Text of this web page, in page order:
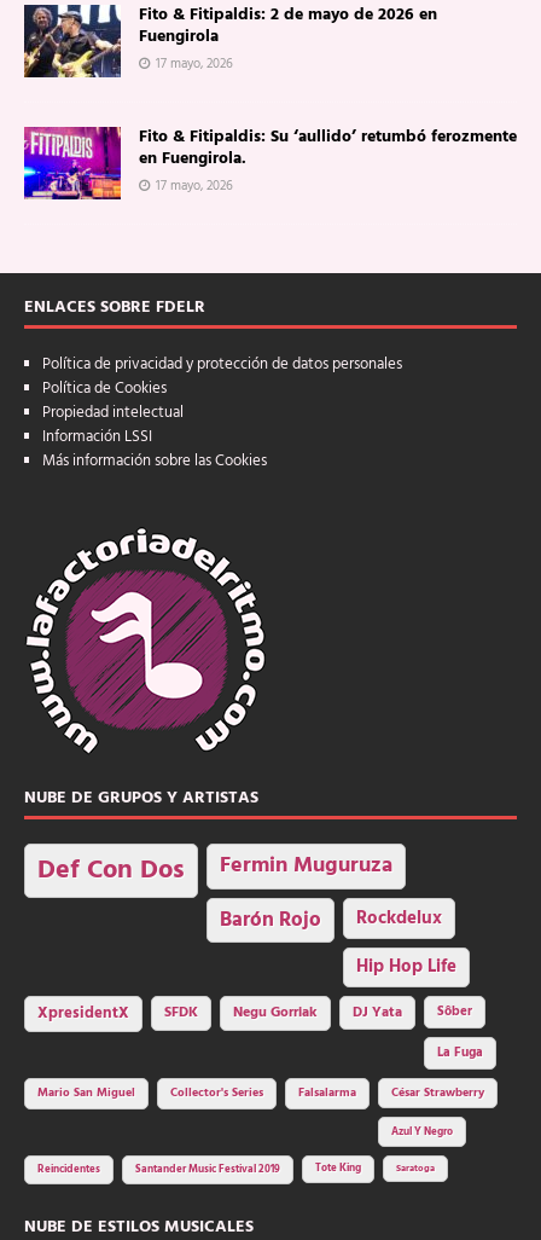
Fito & Fitipaldis: 2 de mayo de 2026 en
Fuengirola
17 mayo, 2026
Fito & Fitipaldis: Su ‘aullido’ retumbó ferozmente
en Fuengirola.
17 mayo, 2026
ENLACES SOBRE FDELR
Política de privacidad y protección de datos personales
Política de Cookies
Propiedad intelectual
Información LSSI
Más información sobre las Cookies
NUBE DE GRUPOS Y ARTISTAS
Def Con Dos Fermin Muguruza
Barón Rojo Rockdelux
Hip Hop Life
XpresidentX SFDK Negu Gorriak DJ Yata
Sôber
La Fuga
Mario San Miguel
Collector's Series Falsalarma César Strawberry
Azul Y Negro
Reincidentes Santander Music Festival 2019 Tote King Saratoga
NUBE DE ESTILOS MUSICALES